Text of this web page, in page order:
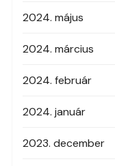
2024. május
2024. március
2024. február
2024. január
2023. december